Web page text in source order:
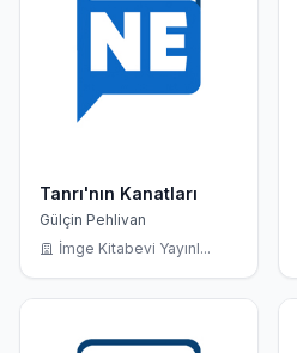
Tanrı'nın Kanatları
Gülçin Pehlivan
İmge Kitabevi Yayınl...